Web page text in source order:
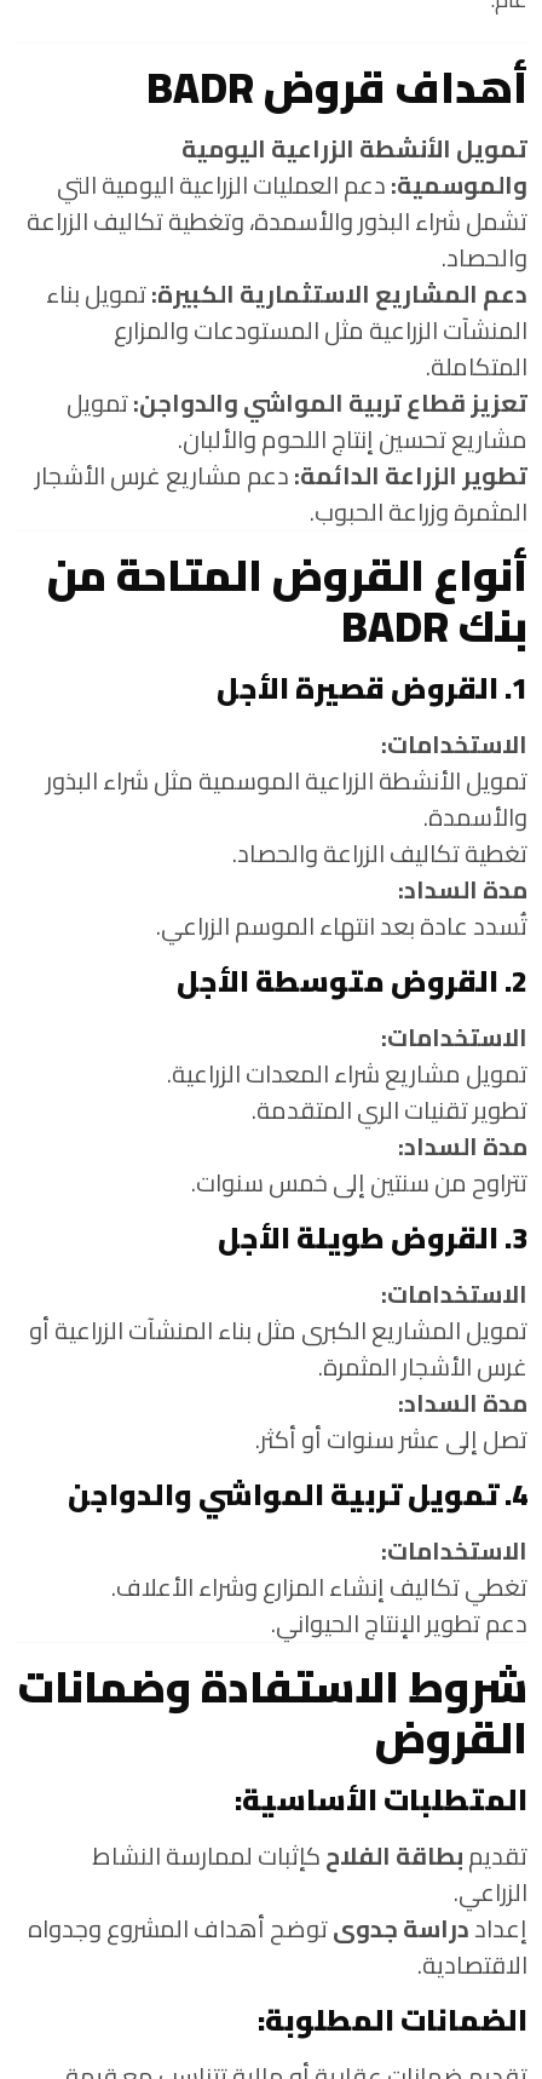
أهداف قروض BADR
تمويل الأنشطة الزراعية اليومية
والموسمية:دعم العمليات الزراعية اليومية التي
تشمل شراء البذور والأسمدة، وتغطية تكاليف الزراعة
والحصاد.
دعم المشاريع الاستثمارية الكبيرة:تمويل بناء
المنشآت الزراعية مثل المستودعات والمزارع
المتكاملة.
تعزيز قطاع تربية المواشي والدواجن:تمويل
مشاريع تحسين إنتاج اللحوم والألبان.
تطوير الزراعة الدائمة:دعم مشاريع غرس الأشجار
المثمرة وزراعة الحبوب.
أنواع القروض المتاحة من
بنك BADR
1. القروض قصيرة الأجل
الاستخدامات:
تمويل الأنشطة الزراعية الموسمية مثل شراء البذور
والأسمدة.
تغطية تكاليف الزراعة والحصاد.
مدة السداد:
تُسدد عادة بعد انتهاء الموسم الزراعي.
2. القروض متوسطة الأجل
الاستخدامات:
تمويل مشاريع شراء المعدات الزراعية.
تطوير تقنيات الري المتقدمة.
مدة السداد:
تتراوح من سنتين إلى خمس سنوات.
3. القروض طويلة الأجل
الاستخدامات:
تمويل المشاريع الكبرى مثل بناء المنشآت الزراعية أو
غرس الأشجار المثمرة.
مدة السداد:
تصل إلى عشر سنوات أو أكثر.
4. تمويل تربية المواشي والدواجن
الاستخدامات:
تغطي تكاليف إنشاء المزارع وشراء الأعلاف.
دعم تطوير الإنتاج الحيواني.
شروط الاستفادة وضمانات
القروض
المتطلبات الأساسية:
تقديمبطاقة الفلاحكإثبات لممارسة النشاط
الزراعي.
إعداددراسة جدوىتوضح أهداف المشروع وجدواه
الاقتصادية.
الضمانات المطلوبة: